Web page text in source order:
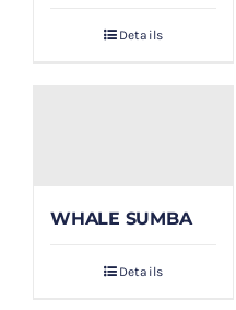
Details
WHALE SUMBA
Details